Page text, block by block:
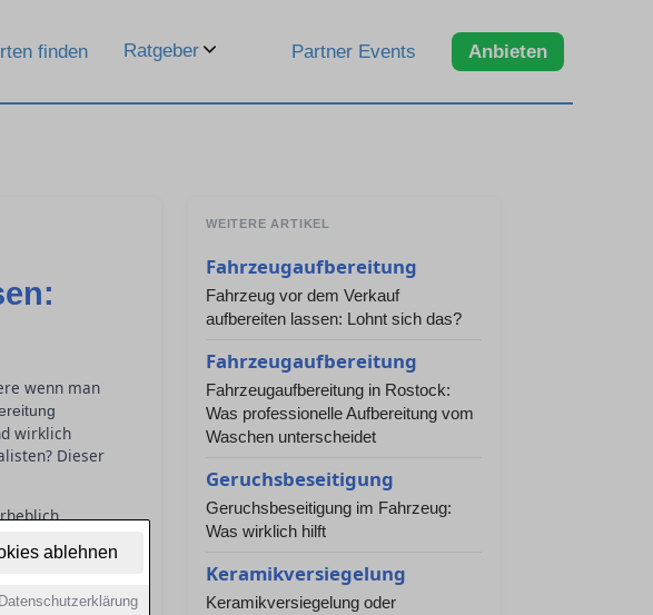
ablehnen
Datenschutzerklärung
finden Ratgeber Partner Events Anbieten
wenn man
wirklich
Dieser
verbessert,
lassen sich
optisch
WEITERE ARTIKEL
Fahrzeugaufbereitung
Fahrzeug vor dem Verkauf
aufbereiten lassen: Lohnt sich das?
Fahrzeugaufbereitung
Fahrzeugaufbereitung in Rostock:
Was professionelle Aufbereitung vom
Waschen unterscheidet
Geruchsbeseitigung
Geruchsbeseitigung im Fahrzeug:
Was wirklich hilft
Keramikversiegelung
Keramikversiegelung oder